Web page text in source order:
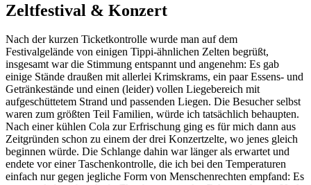
Zeltfestival & Konzert
Nach der kurzen Ticketkontrolle wurde man auf dem
Festivalgelände von einigen Tippi-ähnlichen Zelten begrüßt,
insgesamt war die Stimmung entspannt und angenehm: Es gab
einige Stände draußen mit allerlei Krimskrams, ein paar Essens- und
Getränkestände und einen (leider) vollen Liegebereich mit
aufgeschüttetem Strand und passenden Liegen. Die Besucher selbst
waren zum größten Teil Familien, würde ich tatsächlich behaupten.
Nach einer kühlen Cola zur Erfrischung ging es für mich dann aus
Zeitgründen schon zu einem der drei Konzertzelte, wo jenes gleich
beginnen würde. Die Schlange dahin war länger als erwartet und
endete vor einer Taschenkontrolle, die ich bei den Temperaturen
einfach nur gegen jegliche Form von Menschenrechten empfand: Es